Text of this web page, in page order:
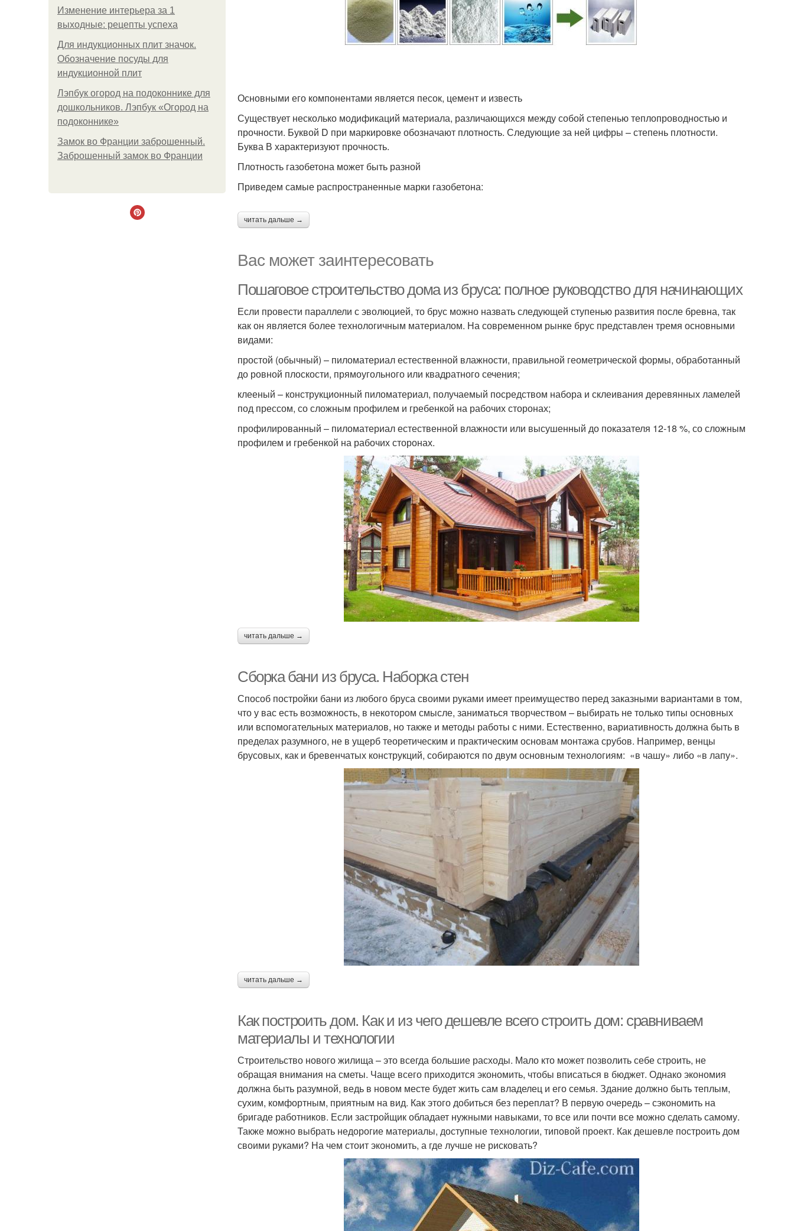
Изменение интерьера за 1
выходные: рецепты успеха
Для индукционных плит значок.
Обозначение посуды для
индукционной плит
Лэпбук огород на подоконнике для
дошкольников. Лэпбук «Огород на
подоконнике»
Замок во Франции заброшенный.
Заброшенный замок во Франции
Основными его компонентами является песок, цемент и известь
Существует несколько модификаций материала, различающихся между собой степенью теплопроводностью и
прочности. Буквой D при маркировке обозначают плотность. Следующие за ней цифры – степень плотности.
Буква В характеризуют прочность.
Плотность газобетона может быть разной
Приведем самые распространенные марки газобетона:
читать дальше →
Вас может заинтересовать
Пошаговое строительство дома из бруса: полное руководство для начинающих
Если провести параллели с эволюцией, то брус можно назвать следующей ступенью развития после бревна, так
как он является более технологичным материалом. На современном рынке брус представлен тремя основными
видами:
простой (обычный) – пиломатериал естественной влажности, правильной геометрической формы, обработанный
до ровной плоскости, прямоугольного или квадратного сечения;
клееный – конструкционный пиломатериал, получаемый посредством набора и склеивания деревянных ламелей
под прессом, со сложным профилем и гребенкой на рабочих сторонах;
профилированный – пиломатериал естественной влажности или высушенный до показателя 12-18 %, со сложным
профилем и гребенкой на рабочих сторонах.
читать дальше →
Сборка бани из бруса. Наборка стен
Способ постройки бани из любого бруса своими руками имеет преимущество перед заказными вариантами в том,
что у вас есть возможность, в некотором смысле, заниматься творчеством – выбирать не только типы основных
или вспомогательных материалов, но также и методы работы с ними. Естественно, вариативность должна быть в
пределах разумного, не в ущерб теоретическим и практическим основам монтажа срубов. Например, венцы
брусовых, как и бревенчатых конструкций, собираются по двум основным технологиям: «в чашу» либо «в лапу».
читать дальше →
Как построить дом. Как и из чего дешевле всего строить дом: сравниваем
материалы и технологии
Строительство нового жилища – это всегда большие расходы. Мало кто может позволить себе строить, не
обращая внимания на сметы. Чаще всего приходится экономить, чтобы вписаться в бюджет. Однако экономия
должна быть разумной, ведь в новом месте будет жить сам владелец и его семья. Здание должно быть теплым,
сухим, комфортным, приятным на вид. Как этого добиться без переплат? В первую очередь – сэкономить на
бригаде работников. Если застройщик обладает нужными навыками, то все или почти все можно сделать самому.
Также можно выбрать недорогие материалы, доступные технологии, типовой проект. Как дешевле построить дом
своими руками? На чем стоит экономить, а где лучше не рисковать?